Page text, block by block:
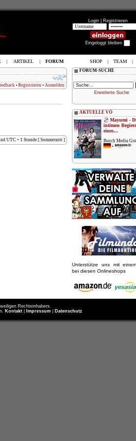
Login | Registrieren
Eingeloggt bleiben
• Registrieren • Anmelden
UTC + 1 Stunde [ Sommerzeit ]
FORUM-SUCHE
Erweiterte Suche
AKTUELLE VÖ
Mayumi -
intimen
eines...
Busch Media
•
Unterstütze uns mit
bei diesen Onlineshops
Rechteinhabers.
Kontakt Impressum Datenschutz
| ARTIKEL | FORUM SHOP | TEAM |